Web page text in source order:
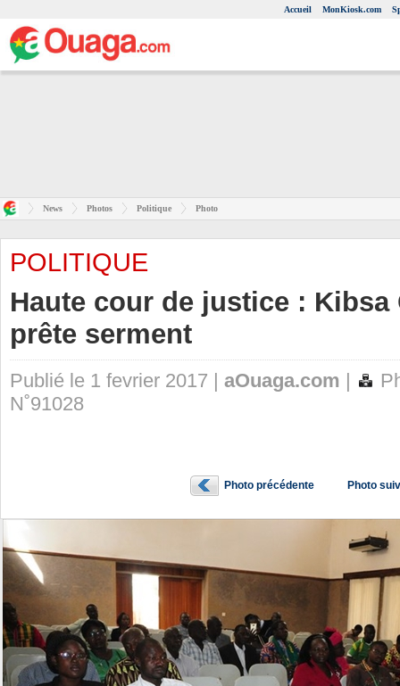
Accueil MonKiosk.com
News Photos Politique Photo
POLITIQUE
Haute cour de justice :
prête serment
Publié le 1 fevrier 2017 | aOuaga.com |
N˚91028
Photo précédente Photo